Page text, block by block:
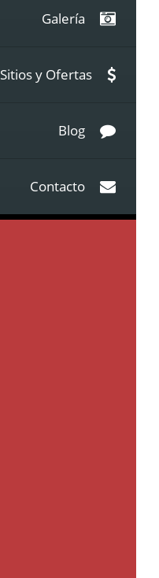
Galería
Sitios y Ofertas
Blog
Contacto